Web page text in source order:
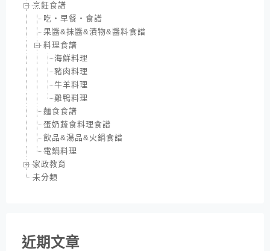
烹飪食譜
吃‧早餐‧食譜
果醬&抹醬&漬物&醬料食譜
料理食譜
海鮮料理
豬肉料理
牛羊料理
雞鴨料理
麵食食譜
蛋奶蔬食料理食譜
飲品&湯品&火鍋食譜
電鍋料理
家政教育
未分類
近期文章